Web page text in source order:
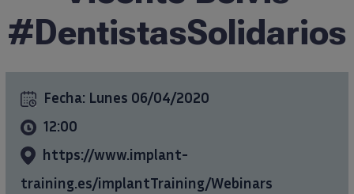
Formación
info@ticareimplants.com
#DentistasSolidarios
Fecha: Lunes 06/04/2020
12:00
https://www.implant-
training.es/implantTraining/Webinars